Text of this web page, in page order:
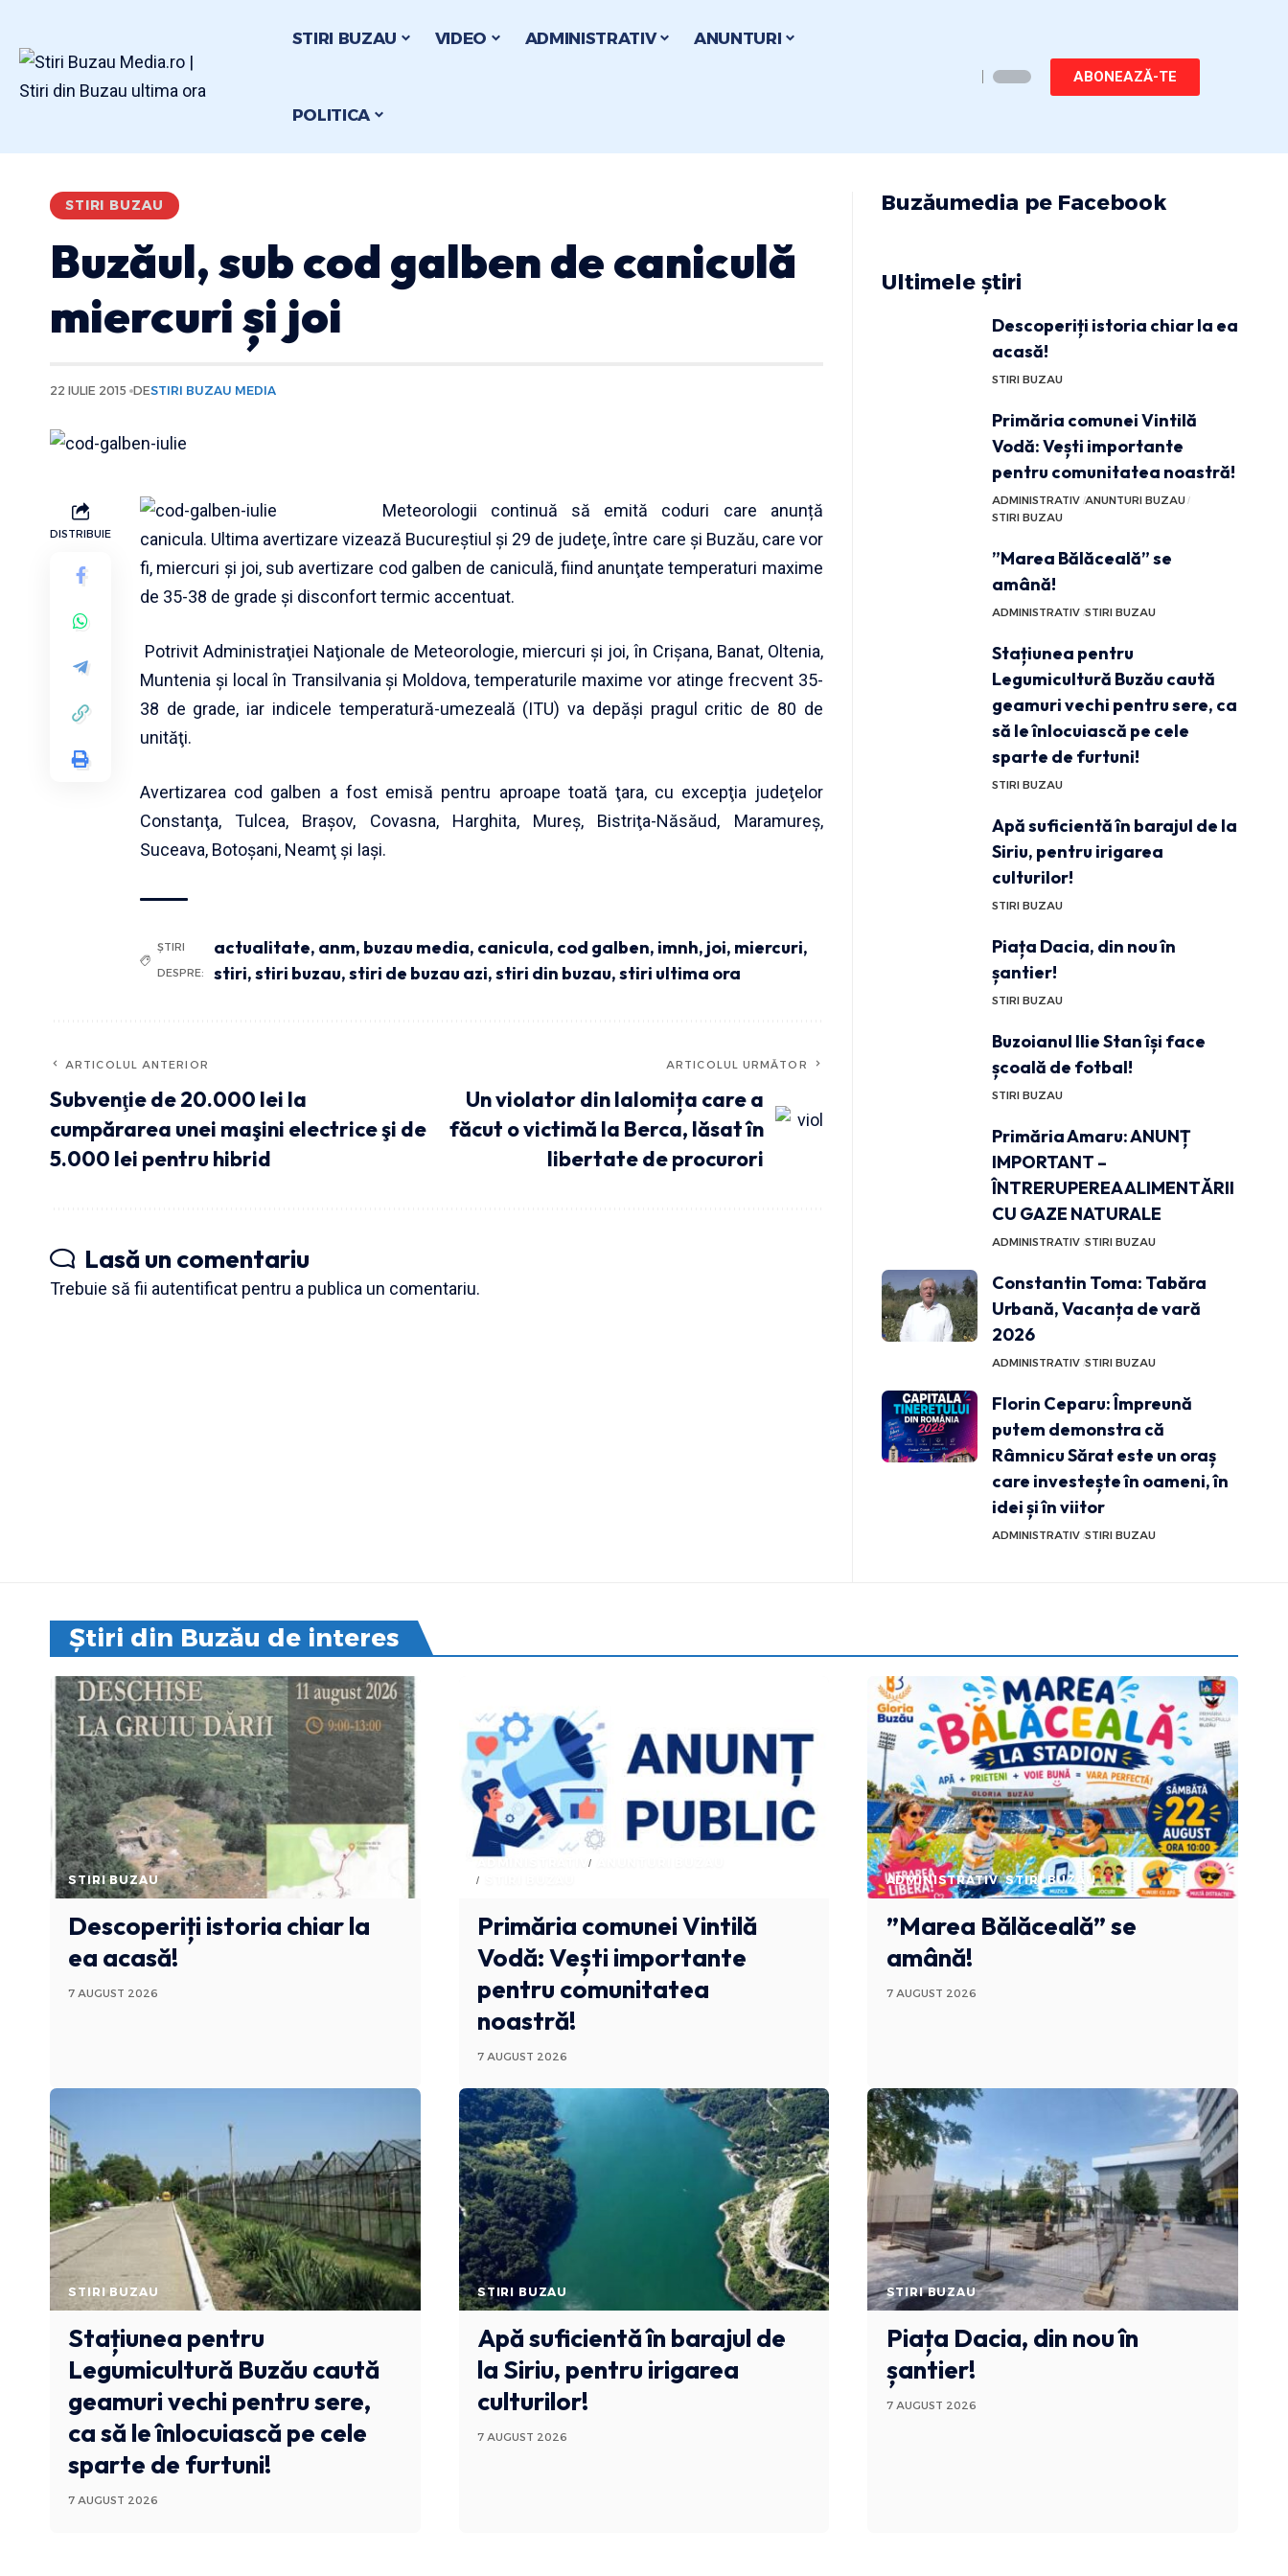
STIRI BUZAU VIDEO ADMINISTRATIV ANUNTURI
POLITICA
ABONEAZĂ-TE
STIRI BUZAU
Buzăul, sub cod galben de caniculă
miercuri și joi
22 IULIE 2015 DESTIRI BUZAU MEDIA
DISTRIBUIE
Meteorologii continuă să emită coduri care anunță
canicula. Ultima avertizare vizează Bucureştiul şi 29 de judeţe, între care și Buzău, care vor
fi, miercuri şi joi, sub avertizare cod galben de caniculă, fiind anunţate temperaturi maxime
de 35-38 de grade şi disconfort termic accentuat.
Potrivit Administraţiei Naţionale de Meteorologie, miercuri şi joi, în Crişana, Banat, Oltenia,
Muntenia şi local în Transilvania şi Moldova, temperaturile maxime vor atinge frecvent 35-
38 de grade, iar indicele temperatură-umezeală (ITU) va depăşi pragul critic de 80 de
unităţi.
Avertizarea cod galben a fost emisă pentru aproape toată ţara, cu excepţia judeţelor
Constanţa, Tulcea, Braşov, Covasna, Harghita, Mureş, Bistriţa-Năsăud, Maramureş,
Suceava, Botoşani, Neamţ şi Iaşi.
ȘTIRI
DESPRE:
actualitate, anm, buzau media, canicula, cod galben, imnh, joi, miercuri,
stiri,stiri buzau,stiri de buzau azi,stiri din buzau,stiri ultima ora
ARTICOLUL ANTERIOR
Subvenţie de 20.000 lei la
cumpărarea unei maşini electrice şi de
5.000 lei pentru hibrid
ARTICOLUL URMĂTOR
Un violator din Ialomița care a
făcut o victimă la Berca, lăsat în
libertate de procurori
Lasă un comentariu
Trebuie să fii autentificat pentru a publica un comentariu.
Buzăumedia pe Facebook
Ultimele știri
Descoperiți istoria chiar la ea
acasă!
STIRI BUZAU
Primăria comunei Vintilă
Vodă: Vești importante
pentru comunitatea noastră!
ADMINISTRATIV ANUNTURI BUZAU
STIRI BUZAU
”Marea Bălăceală” se
amână!
ADMINISTRATIV STIRI BUZAU
Stațiunea pentru
Legumicultură Buzău caută
geamuri vechi pentru sere, ca
să le înlocuiască pe cele
sparte de furtuni!
STIRI BUZAU
Apă suficientă în barajul de la
Siriu, pentru irigarea
culturilor!
STIRI BUZAU
Piața Dacia, din nou în
șantier!
STIRI BUZAU
Buzoianul Ilie Stan își face
școală de fotbal!
STIRI BUZAU
Primăria Amaru: ANUNȚ
IMPORTANT –
ÎNTRERUPEREA ALIMENTĂRII
CU GAZE NATURALE
ADMINISTRATIV STIRI BUZAU
Constantin Toma: Tabăra
Urbană, Vacanța de vară
2026
ADMINISTRATIV STIRI BUZAU
Florin Ceparu: Împreună
putem demonstra că
Râmnicu Sărat este un oraș
care investește în oameni, în
idei și în viitor
ADMINISTRATIV STIRI BUZAU
Știri din Buzău de interes
STIRI BUZAU
Descoperiți istoria chiar la
ea acasă!
7 AUGUST 2026
ADMINISTRATIV
Primăria comunei Vintilă
Vodă: Vești importante
pentru comunitatea
noastră!
7 AUGUST 2026
ADMINISTRATIV STIRI BUZAU
”Marea Bălăceală” se
amână!
7 AUGUST 2026
STIRI BUZAU
Stațiunea pentru
Legumicultură Buzău caută
geamuri vechi pentru sere,
ca să le înlocuiască pe cele
sparte de furtuni!
7 AUGUST 2026
STIRI BUZAU
Apă suficientă în barajul de
la Siriu, pentru irigarea
culturilor!
7 AUGUST 2026
STIRI BUZAU
Piața Dacia, din nou în
șantier!
7 AUGUST 2026